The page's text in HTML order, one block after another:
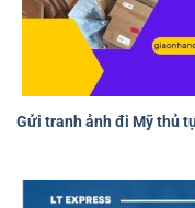
Gửi tranh ảnh đi Mỹ thủ